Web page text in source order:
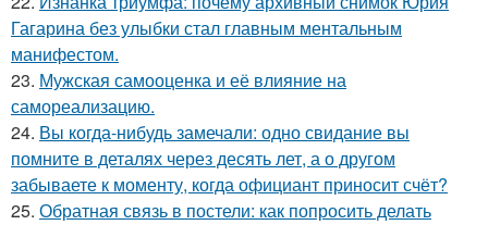
Гагарина без улыбки стал главным ментальным
манифестом.
23. Мужская самооценка и её влияние на
самореализацию.
24. Вы когда-нибудь замечали: одно свидание вы
помните в деталях через десять лет, а о другом
забываете к моменту, когда официант приносит счёт?
25. Обратная связь в постели: как попросить делать